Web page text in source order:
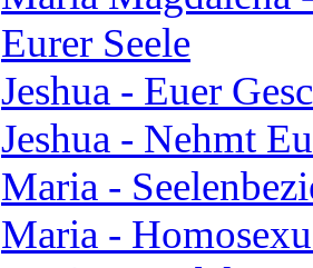
Eurer Seele
Jeshua - Euer
Jeshua - Nehmt
Maria -
Maria -